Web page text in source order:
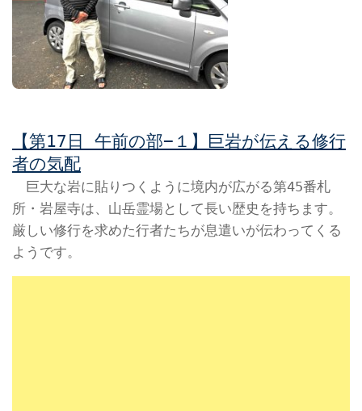
【第17日 午前の部−１】巨岩が伝える修行
者の気配
巨大な岩に貼りつくように境内が広がる第45番札
所・岩屋寺は、山岳霊場として長い歴史を持ちます。
厳しい修行を求めた行者たちが息遣いが伝わってくる
ようです。